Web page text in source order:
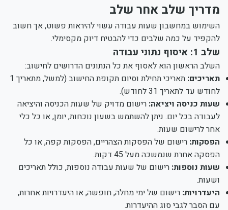
מדריך שלב אחר שלב
השימוש במחשבון שעות עבודה עשוי להיראות פשוט, אך חשוב
להקפיד על כמה שלבים כדי להבטיח דיוק מקסימלי.
שלב 1: איסוף נתוני עבודה
השלב הראשון הוא לאסוף את כל הנתונים הדרושים לחישוב:
תאריכים:
תאריכי תחילת וסיום תקופת החישוב (למשל, מתאריך 1
לחודש עד לתאריך 31 לחודש).
שעות כניסה ויציאה: רישום מדויק של שעות הכניסה והיציאה
לעבודה בכל יום. ניתן להשתמש בשעון נוכחות, יומן, או כל כלי
אחר לרישום שעות.
הפסקות: רישום של הפסקות הצהריים, הפסקות קפה, או כל
הפסקה אחרת שנמשכה מעל 45 דקות.
שעות נוספות: רישום של שעות עבודה נוספות, כולל תאריכים
ושעות.
היעדרויות: רישום של ימי מחלה, חופשה, או היעדרויות אחרות,
עם הסבר לגבי סוג ההיעדרות.